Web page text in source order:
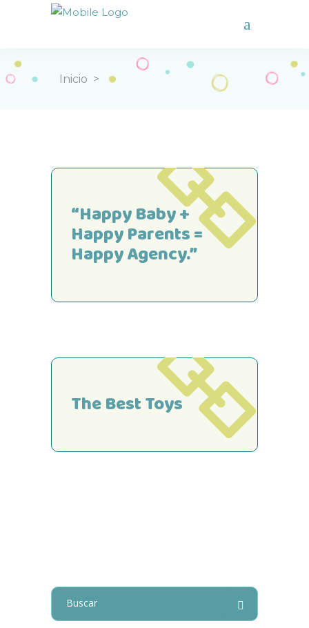
Inicio >
“Happy Baby +
Happy Parents =
Happy Agency.”
The Best Toys
Search
for: